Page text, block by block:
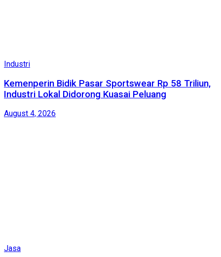
Industri
Kemenperin Bidik Pasar Sportswear Rp 58 Triliun,
Industri Lokal Didorong Kuasai Peluang
August 4, 2026
Jasa